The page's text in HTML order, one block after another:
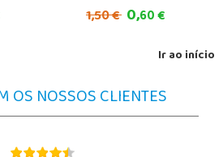
1,50 € 0,60 €
Ir ao início
OS NOSSOS CLIENTES